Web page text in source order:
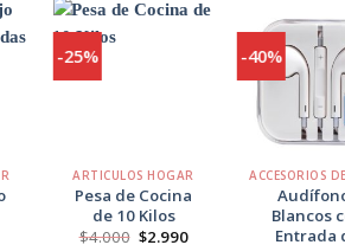
-25%
ARTICULOS HOGAR
Pesa de Cocina
de 10 Kilos
$4.000 El
$2.990El
-40%
+
Blancos
Entrada